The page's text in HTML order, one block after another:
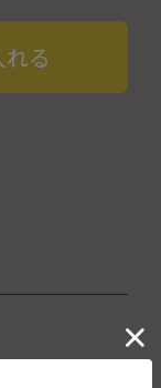
る
の作品になりま